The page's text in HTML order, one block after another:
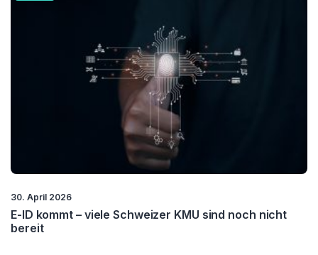
30. April 2026
E-ID kommt – viele Schweizer KMU sind noch nicht
bereit